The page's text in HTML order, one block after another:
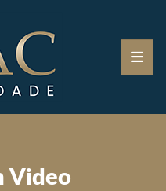
Video